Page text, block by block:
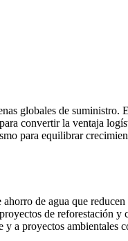
globales de suministro.
convertir la ventaja
para equilibrar
de agua que
de reforestación y
y a proyectos ambientales